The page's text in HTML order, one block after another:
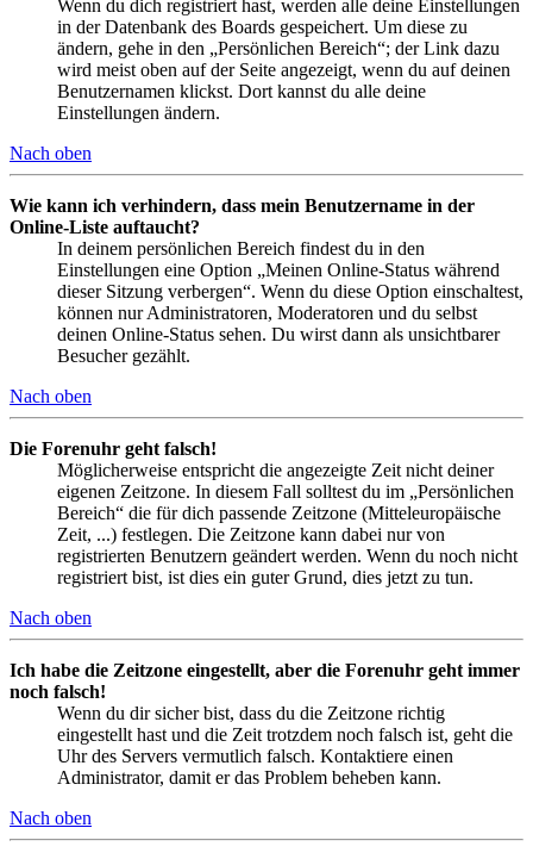
Wenn du dich registriert hast, werden alle deine Einstellungen
in der Datenbank des Boards gespeichert. Um diese zu
ändern, gehe in den „Persönlichen Bereich“; der Link dazu
wird meist oben auf der Seite angezeigt, wenn du auf deinen
Benutzernamen klickst. Dort kannst du alle deine
Einstellungen ändern.
Nach oben
Wie kann ich verhindern, dass mein Benutzername in der
Online-Liste auftaucht?
In deinem persönlichen Bereich findest du in den
Einstellungen eine Option „Meinen Online-Status während
dieser Sitzung verbergen“. Wenn du diese Option einschaltest,
können nur Administratoren, Moderatoren und du selbst
deinen Online-Status sehen. Du wirst dann als unsichtbarer
Besucher gezählt.
Nach oben
Die Forenuhr geht falsch!
Möglicherweise entspricht die angezeigte Zeit nicht deiner
eigenen Zeitzone. In diesem Fall solltest du im „Persönlichen
Bereich“ die für dich passende Zeitzone (Mitteleuropäische
Zeit, ...) festlegen. Die Zeitzone kann dabei nur von
registrierten Benutzern geändert werden. Wenn du noch nicht
registriert bist, ist dies ein guter Grund, dies jetzt zu tun.
Nach oben
Ich habe die Zeitzone eingestellt, aber die Forenuhr geht immer
noch falsch!
Wenn du dir sicher bist, dass du die Zeitzone richtig
eingestellt hast und die Zeit trotzdem noch falsch ist, geht die
Uhr des Servers vermutlich falsch. Kontaktiere einen
Administrator, damit er das Problem beheben kann.
Nach oben